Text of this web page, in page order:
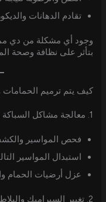
تقادم الدهانات
وجود أي مشكلة من دي
بتأثر على نظافة وصحة
كيف يتم ترميم
1. معالجة مشاكل السباكة والتسربات
فحص المواسير
استبدال المواسير
عزل أرضيات الحمام
2. تغيير السيراميك والبلاط